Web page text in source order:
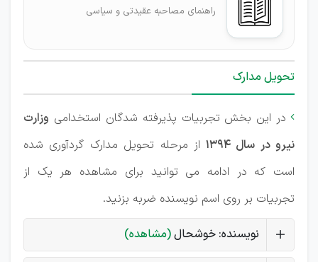
راهنمای مصاحبه عقیدتی و سیاسی
تحویل مدارک
 در این بخش تجربیات پذیرفته شدگان استخدامی وزارت
نیرو در سال 1394
از مرحله تحویل مدارک گردآوری شده
است که در ادامه می توانید برای مشاهده هر یک از
تجربیات بر روی اسم نویسنده ضربه بزنید.
نویسنده: خوشحال(مشاهده)